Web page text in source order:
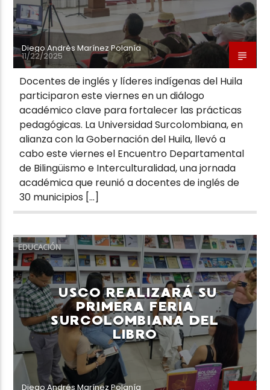
Diego Andrés Marínez Polanía
11/22/2025
Docentes de inglés y líderes indígenas del Huila
participaron este viernes en un diálogo
académico clave para fortalecer las prácticas
pedagógicas. La Universidad Surcolombiana, en
alianza con la Gobernación del Huila, llevó a
cabo este viernes el Encuentro Departamental
de Bilingüismo e Interculturalidad, una jornada
académica que reunió a docentes de inglés de
30 municipios […]
EDUCACIÓN
USCO REALIZARÁ SU
PRIMERA FERIA
SURCOLOMBIANA DEL
LIBRO
Diego Andrés Marínez Polanía